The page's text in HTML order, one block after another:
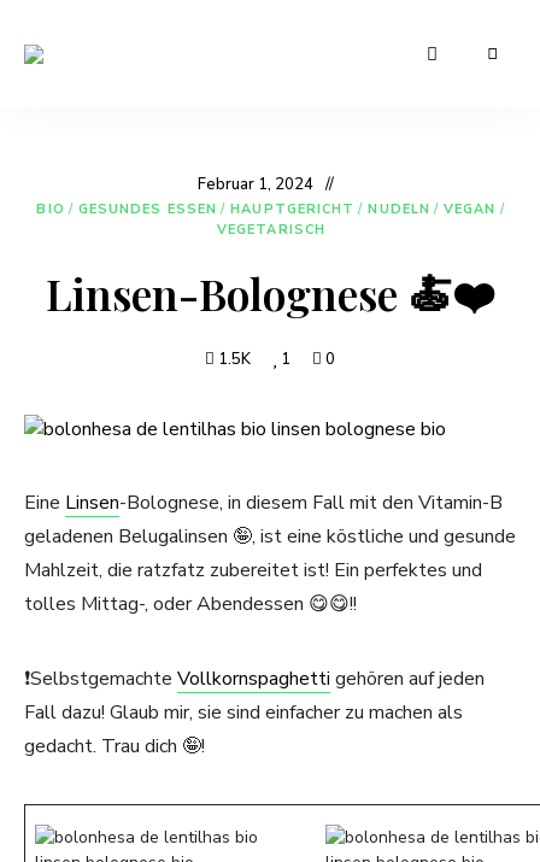
Februar 1, 2024
BIO / GESUNDES ESSEN / HAUPTGERICHT / NUDELN / VEGAN /
VEGETARISCH
Linsen-Bolognese 🍝❤️
1.5K 1 0
Eine Linsen-Bolognese, in diesem Fall mit den Vitamin-B
geladenen Belugalinsen 🤪, ist eine köstliche und gesunde
Mahlzeit, die ratzfatz zubereitet ist! Ein perfektes und
tolles Mittag-, oder Abendessen 😋😋!!
❗️Selbstgemachte Vollkornspaghetti gehören auf jeden
Fall dazu! Glaub mir, sie sind einfacher zu machen als
gedacht. Trau dich 🤪!